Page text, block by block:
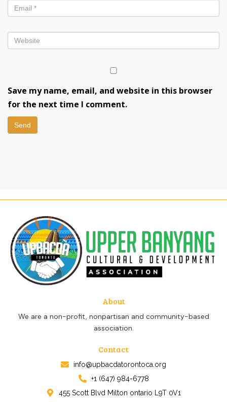
Save my name, email, and website in this browser
for the next time I comment.
About
We are a non-profit, nonpartisan and community-based
association.
Contact​
info@upbacdatorontoca.org
+1 (647) 984-6778
455 Scott Blvd Milton ontario L9T 0V1